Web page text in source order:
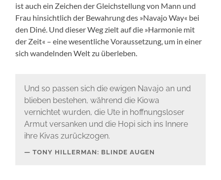
ist auch ein Zeichen der Gleichstellung von Mann und
Frau hinsichtlich der Bewahrung des »Navajo Way« bei
den Diné. Und dieser Weg zielt auf die »Harmonie mit
der Zeit« – eine wesentliche Voraussetzung, um in einer
sich wandelnden Welt zu überleben.
Und so passen sich die ewigen Navajo an und
blieben bestehen, während die Kiowa
vernichtet wurden, die Ute in hoffnungsloser
Armut versanken und die Hopi sich ins Innere
ihre Kivas zurückzogen.
TONY HILLERMAN: BLINDE AUGEN